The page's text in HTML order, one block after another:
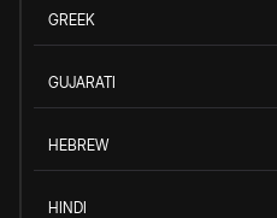
GREEK
GUJARATI
HEBREW
HINDI